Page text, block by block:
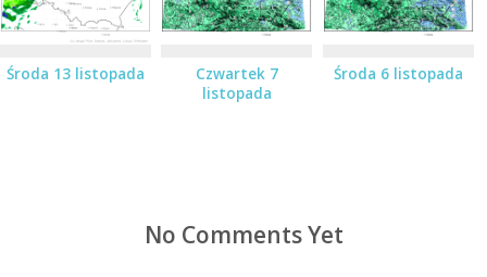
Środa 13 listopada
Czwartek 7
listopada
Środa 6 listopada
No Comments Yet